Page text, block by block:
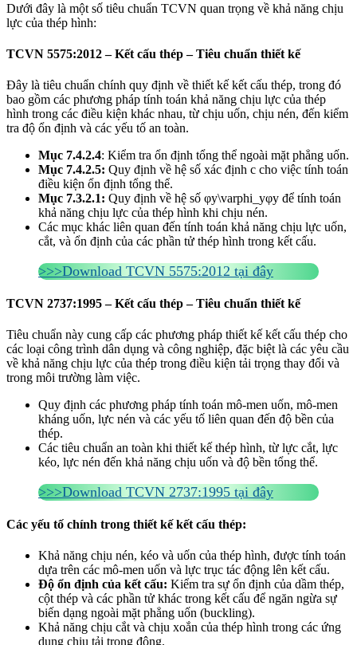
Dưới đây là một số tiêu chuẩn TCVN quan trọng về khả năng chịu
lực của thép hình:
TCVN 5575:2012 – Kết cấu thép – Tiêu chuẩn thiết kế
Đây là tiêu chuẩn chính quy định về thiết kế kết cấu thép, trong đó
bao gồm các phương pháp tính toán khả năng chịu lực của thép
hình trong các điều kiện khác nhau, từ chịu uốn, chịu nén, đến kiểm
tra độ ổn định và các yếu tố an toàn.
Mục 7.4.2.4: Kiểm tra ổn định tổng thể ngoài mặt phẳng uốn.
Mục 7.4.2.5: Quy định về hệ số xác định c cho việc tính toán
điều kiện ổn định tổng thể.
Mục 7.3.2.1: Quy định về hệ số φy\varphi_yφy​ để tính toán
khả năng chịu lực của thép hình khi chịu nén.
Các mục khác liên quan đến tính toán khả năng chịu lực uốn,
cắt, và ổn định của các phần tử thép hình trong kết cấu.
>>>Download TCVN 5575:2012 tại đây
TCVN 2737:1995 – Kết cấu thép – Tiêu chuẩn thiết kế
Tiêu chuẩn này cung cấp các phương pháp thiết kế kết cấu thép cho
các loại công trình dân dụng và công nghiệp, đặc biệt là các yêu cầu
về khả năng chịu lực của thép trong điều kiện tải trọng thay đổi và
trong môi trường làm việc.
Quy định các phương pháp tính toán mô-men uốn, mô-men
kháng uốn, lực nén và các yếu tố liên quan đến độ bền của
thép.
Các tiêu chuẩn an toàn khi thiết kế thép hình, từ lực cắt, lực
kéo, lực nén đến khả năng chịu uốn và độ bền tổng thể.
>>>Download TCVN 2737:1995 tại đây
Các yếu tố chính trong thiết kế kết cấu thép:
Khả năng chịu nén, kéo và uốn của thép hình, được tính toán
dựa trên các mô-men uốn và lực trục tác động lên kết cấu.
Độ ổn định của kết cấu: Kiểm tra sự ổn định của dầm thép,
cột thép và các phần tử khác trong kết cấu để ngăn ngừa sự
biến dạng ngoài mặt phẳng uốn (buckling).
Khả năng chịu cắt và chịu xoắn của thép hình trong các ứng
dụng chịu tải trọng động.